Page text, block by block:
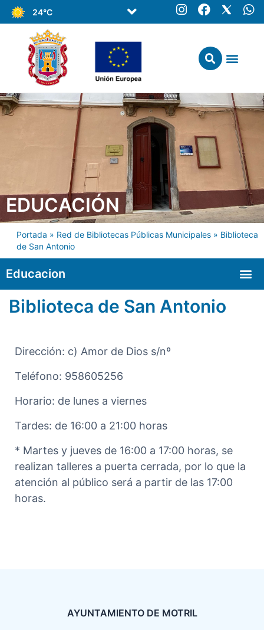
24°C
EDUCACIÓN
Portada » Red de Bibliotecas Públicas Municipales » Biblioteca
de San Antonio
Educacion
Biblioteca de San Antonio
Dirección: c) Amor de Dios s/nº
Teléfono: 958605256
Horario: de lunes a viernes
Tardes: de 16:00 a 21:00 horas
* Martes y jueves de 16:00 a 17:00 horas, se
realizan talleres a puerta cerrada, por lo que la
atención al público será a partir de las 17:00
horas.
AYUNTAMIENTO DE MOTRIL